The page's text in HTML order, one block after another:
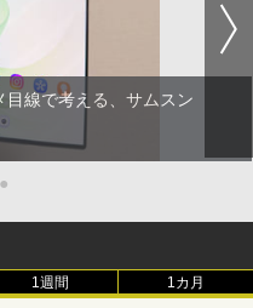
線で考える、サムスン
●
1週間 1カ月